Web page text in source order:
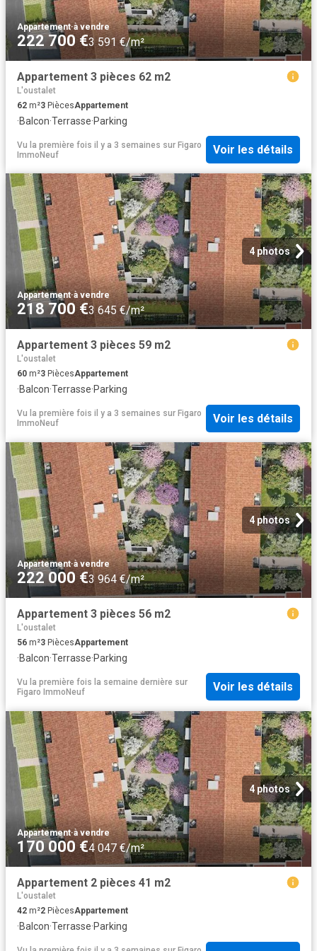
Appartement·à vendre
222 700 €3 591 €/m²
Appartement 3 pièces 62 m2
L'oustalet
62 m²3 PiècesAppartement
·Balcon·Terrasse·Parking
Vu la première fois il y a 3 semaines sur Figaro
ImmoNeuf
Voir les détails
4 photos
Appartement·à vendre
218 700 €3 645 €/m²
Appartement 3 pièces 59 m2
L'oustalet
60 m²3 PiècesAppartement
·Balcon·Terrasse·Parking
Vu la première fois il y a 3 semaines sur Figaro
ImmoNeuf
Voir les détails
4 photos
Appartement·à vendre
222 000 €3 964 €/m²
Appartement 3 pièces 56 m2
L'oustalet
56 m²3 PiècesAppartement
·Balcon·Terrasse·Parking
Vu la première fois la semaine dernière sur
Figaro ImmoNeuf
Voir les détails
4 photos
Appartement·à vendre
170 000 €4 047 €/m²
Appartement 2 pièces 41 m2
L'oustalet
42 m²2 PiècesAppartement
·Balcon·Terrasse·Parking